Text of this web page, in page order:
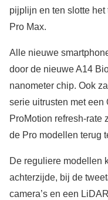
pijplijn en ten slotte
Pro Max.
Alle nieuwe
door de nieuwe A14
nanometer chip. Ook
serie uitrusten met een
ProMotion refresh-rate
de Pro modellen terug
De reguliere modellen
achterzijde, bij de
camera’s en een